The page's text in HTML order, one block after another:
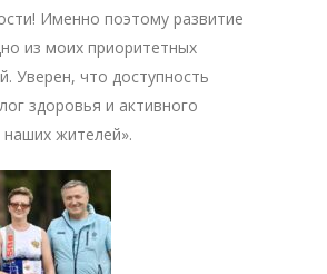
Именно поэтому развитие
из моих приоритетных
Уверен, что доступность
здоровья и активного
жителей».